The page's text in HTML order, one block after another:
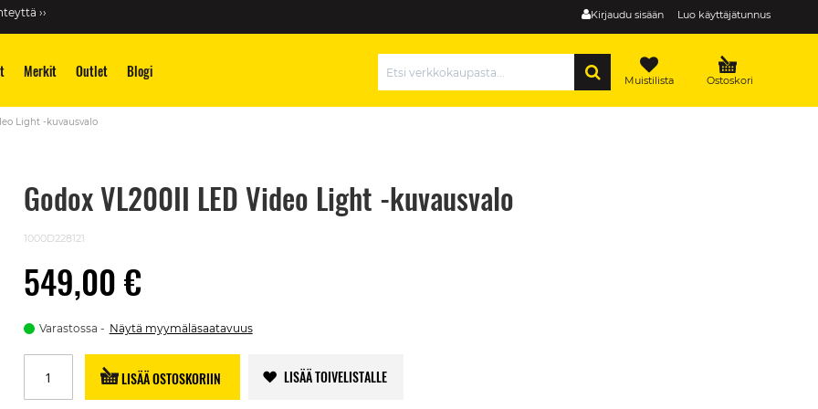
Kirjaudu sisään Luo käyttäjätunnus
››
Merkit Outlet Blogi Ostoskori
Muistilista
Light -kuvausvalo
Godox VL200II LED Video Light -kuvausvalo
1000D228121
549,00 €
Varastossa Näytä myymäläsaatavuus
LISÄÄ OSTOSKORIIN LISÄÄ TOIVELISTALLE